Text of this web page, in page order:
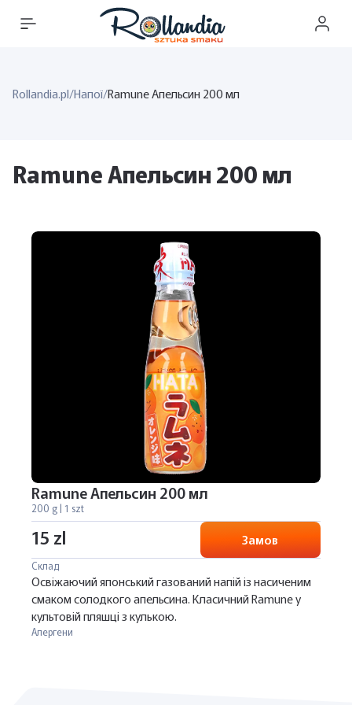
Rollandia.pl/Напої/Ramune Апельсин 200 мл
Ramune Апельсин 200 мл
Ramune Апельсин 200 мл
200 g | 1 szt
15 zl Замов
Склад
Освіжаючий японський газований напій із насиченим
смаком солодкого апельсина. Класичний Ramune у
культовій пляшці з кулькою.
Алергени